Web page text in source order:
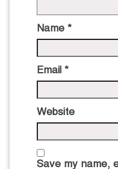
Name *
Email *
Website
Save my name,